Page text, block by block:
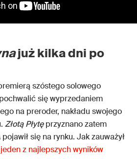
już kilka dni po
szóstego solowego
się wyprzedaniem
na preroder, nakładu swojego
Złotą Płytęprzyznano zatem
pojawił się na rynku. Jak zauważył
jeden z najlepszych wyników